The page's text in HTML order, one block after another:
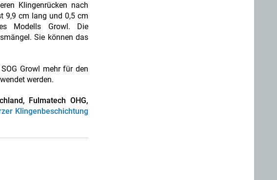
Klingenrücken nach
9,9 cm lang und 0,5 cm
Modells Growl. Die
Sie können das
Growl mehr für den
werden.
Fulmatech OHG,
Klingenbeschichtung